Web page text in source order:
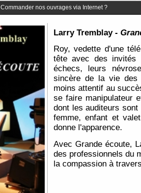
Commander nos ouvrages via Internet ?
Larry Tremblay -
Roy, vedette d'une
tête avec des
échecs, leurs
sincère de la vie des
moins attentif au
se faire manipulateur
dont les auditeurs
femme, enfant et
donne l'apparence.
Avec Grande écoute,
des professionnels du
la compassion à